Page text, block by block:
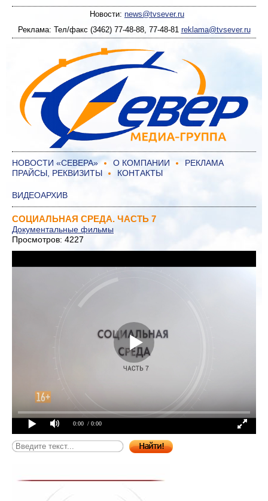
Новости: news@tvsever.ru
Реклама: Тел/факс (3462) 77-48-88, 77-48-81 reklama@tvsever.ru
НОВОСТИ «СЕВЕРА» О КОМПАНИИ
РЕКЛАМА
ПРАЙСЫ, РЕКВИЗИТЫ
КОНТАКТЫ
ВИДЕОАРХИВ
СОЦИАЛЬНАЯ СРЕДА. ЧАСТЬ 7
Документальные фильмы
Просмотров: 4227
0:00 / 0:00